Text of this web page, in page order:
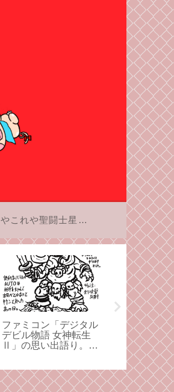
あれやこれや聖闘士星矢
ファミコン「デジタル
デビル物語 女神転生
Ⅱ」の思い出語り。僕
ゲームのお話。
キン肉マン
「12本の腕
巻」感想・2
アシュラマ
と、招かざ
（毒成分強
意）